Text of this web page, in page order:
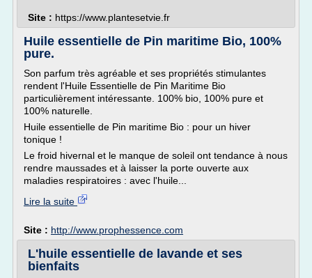
Site : https://www.plantesetvie.fr
Huile essentielle de Pin maritime Bio, 100%
pure.
Son parfum très agréable et ses propriétés stimulantes
rendent l'Huile Essentielle de Pin Maritime Bio
particulièrement intéressante. 100% bio, 100% pure et
100% naturelle.
Huile essentielle de Pin maritime Bio : pour un hiver
tonique !
Le froid hivernal et le manque de soleil ont tendance à nous
rendre maussades et à laisser la porte ouverte aux
maladies respiratoires : avec l'huile...
Lire la suite
Site : http://www.prophessence.com
L'huile essentielle de lavande et ses
bienfaits